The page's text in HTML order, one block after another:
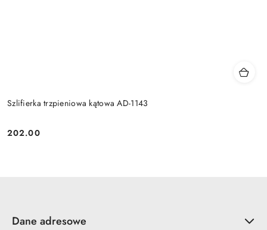
Szlifierka trzpieniowa kątowa AD-1143
Cena:
202.00
Dane adresowe